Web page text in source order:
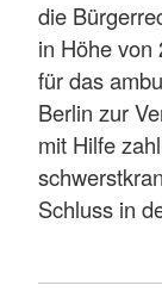
die
in Höhe von
für das
Berlin zur
mit Hilfe
Schluss in